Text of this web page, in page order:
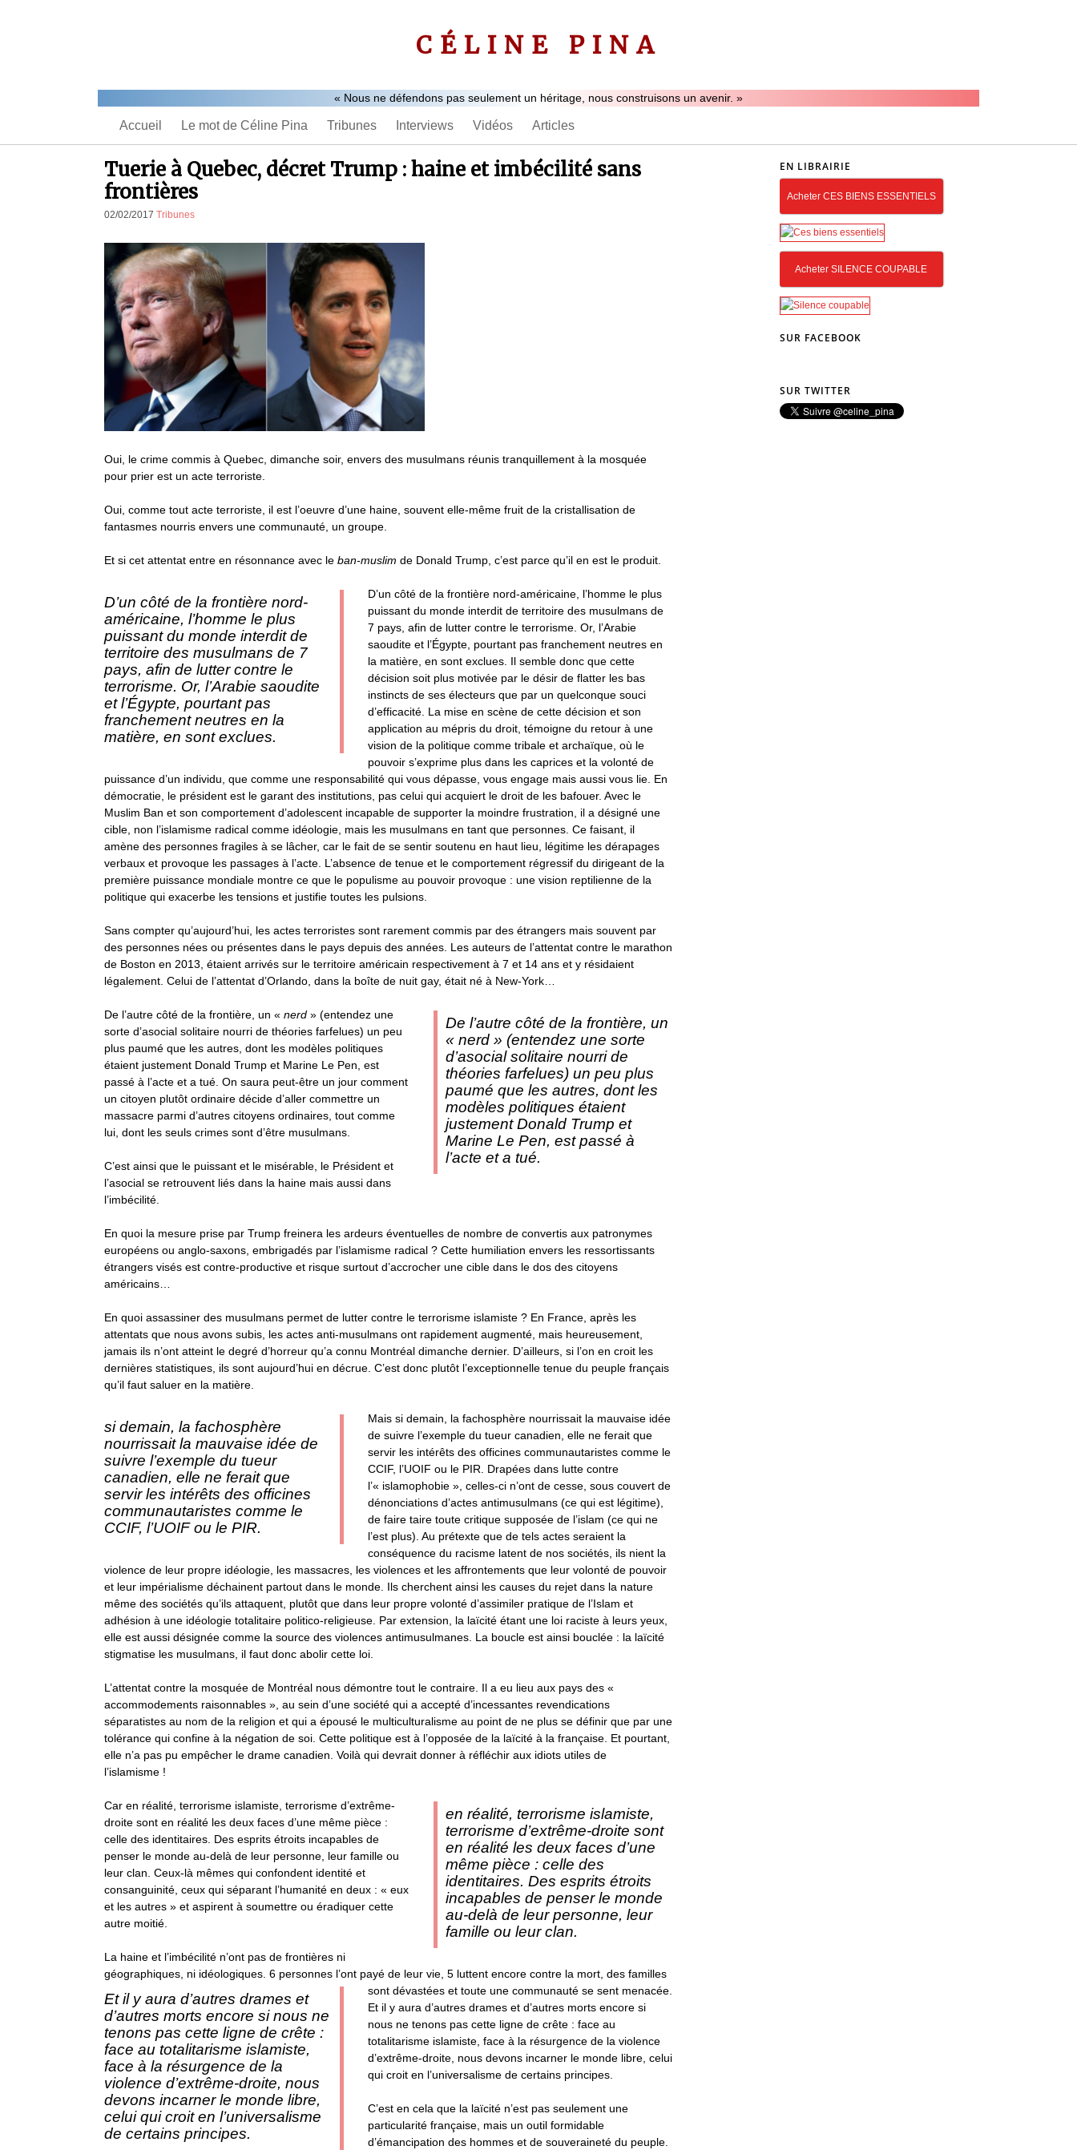
CÉLINE PINA
« Nous ne défendons pas seulement un héritage, nous construisons un avenir. »
Accueil Le mot de Céline Pina Tribunes Interviews Vidéos Articles
Tuerie à Quebec, décret Trump : haine et imbécilité sans
frontières
02/02/2017 Tribunes
Oui, le crime commis à Quebec, dimanche soir, envers des musulmans réunis tranquillement à la mosquée
pour prier est un acte terroriste.
Oui, comme tout acte terroriste, il est l’oeuvre d’une haine, souvent elle-même fruit de la cristallisation de
fantasmes nourris envers une communauté, un groupe.
Et si cet attentat entre en résonnance avec le ban-muslim de Donald Trump, c’est parce qu’il en est le produit.
D’un côté de la frontière nord-
américaine, l’homme le plus
puissant du monde interdit de
territoire des musulmans de 7
pays, afin de lutter contre le
terrorisme. Or, l’Arabie saoudite
et l’Égypte, pourtant pas
franchement neutres en la
matière, en sont exclues.
D’un côté de la frontière nord-américaine, l’homme le plus
puissant du monde interdit de territoire des musulmans de
7 pays, afin de lutter contre le terrorisme. Or, l’Arabie
saoudite et l’Égypte, pourtant pas franchement neutres en
la matière, en sont exclues. Il semble donc que cette
décision soit plus motivée par le désir de flatter les bas
instincts de ses électeurs que par un quelconque souci
d’efficacité. La mise en scène de cette décision et son
application au mépris du droit, témoigne du retour à une
vision de la politique comme tribale et archaïque, où le
pouvoir s’exprime plus dans les caprices et la volonté de
puissance d’un individu, que comme une responsabilité qui vous dépasse, vous engage mais aussi vous lie. En
démocratie, le président est le garant des institutions, pas celui qui acquiert le droit de les bafouer. Avec le
Muslim Ban et son comportement d’adolescent incapable de supporter la moindre frustration, il a désigné une
cible, non l’islamisme radical comme idéologie, mais les musulmans en tant que personnes. Ce faisant, il
amène des personnes fragiles à se lâcher, car le fait de se sentir soutenu en haut lieu, légitime les dérapages
verbaux et provoque les passages à l’acte. L’absence de tenue et le comportement régressif du dirigeant de la
première puissance mondiale montre ce que le populisme au pouvoir provoque : une vision reptilienne de la
politique qui exacerbe les tensions et justifie toutes les pulsions.
Sans compter qu’aujourd’hui, les actes terroristes sont rarement commis par des étrangers mais souvent par
des personnes nées ou présentes dans le pays depuis des années. Les auteurs de l’attentat contre le marathon
de Boston en 2013, étaient arrivés sur le territoire américain respectivement à 7 et 14 ans et y résidaient
légalement. Celui de l’attentat d’Orlando, dans la boîte de nuit gay, était né à New-York…
De l’autre côté de la frontière, un
« nerd » (entendez une sorte
d’asocial solitaire nourri de
théories farfelues) un peu plus
paumé que les autres, dont les
modèles politiques étaient
justement Donald Trump et
Marine Le Pen, est passé à
l’acte et a tué.
De l’autre côté de la frontière, un « nerd » (entendez une
sorte d’asocial solitaire nourri de théories farfelues) un peu
plus paumé que les autres, dont les modèles politiques
étaient justement Donald Trump et Marine Le Pen, est
passé à l’acte et a tué. On saura peut-être un jour comment
un citoyen plutôt ordinaire décide d’aller commettre un
massacre parmi d’autres citoyens ordinaires, tout comme
lui, dont les seuls crimes sont d’être musulmans.
C’est ainsi que le puissant et le misérable, le Président et
l’asocial se retrouvent liés dans la haine mais aussi dans
l’imbécilité.
En quoi la mesure prise par Trump freinera les ardeurs éventuelles de nombre de convertis aux patronymes
européens ou anglo-saxons, embrigadés par l’islamisme radical ? Cette humiliation envers les ressortissants
étrangers visés est contre-productive et risque surtout d’accrocher une cible dans le dos des citoyens
américains…
En quoi assassiner des musulmans permet de lutter contre le terrorisme islamiste ? En France, après les
attentats que nous avons subis, les actes anti-musulmans ont rapidement augmenté, mais heureusement,
jamais ils n’ont atteint le degré d’horreur qu’a connu Montréal dimanche dernier. D’ailleurs, si l’on en croit les
dernières statistiques, ils sont aujourd’hui en décrue. C’est donc plutôt l’exceptionnelle tenue du peuple français
qu’il faut saluer en la matière.
Mais
si demain, la fachosphère
nourrissait la mauvaise idée de
suivre l’exemple du tueur
canadien, elle ne ferait que
servir les intérêts des officines
communautaristes comme le
CCIF, l’UOIF ou le PIR.
si demain, la fachosphère nourrissait la mauvaise idée
de suivre l’exemple du tueur canadien, elle ne ferait que
servir les intérêts des officines communautaristes comme le
CCIF, l’UOIF ou le PIR.
Drapées dans lutte contre
l’« islamophobie », celles-ci n’ont de cesse, sous couvert de
dénonciations d’actes antimusulmans (ce qui est légitime),
de faire taire toute critique supposée de l’islam (ce qui ne
l’est plus). Au prétexte que de tels actes seraient la
conséquence du racisme latent de nos sociétés, ils nient la
violence de leur propre idéologie, les massacres, les violences et les affrontements que leur volonté de pouvoir
et leur impérialisme déchainent partout dans le monde. Ils cherchent ainsi les causes du rejet dans la nature
même des sociétés qu’ils attaquent, plutôt que dans leur propre volonté d’assimiler pratique de l’Islam et
adhésion à une idéologie totalitaire politico-religieuse. Par extension, la laïcité étant une loi raciste à leurs yeux,
elle est aussi désignée comme la source des violences antimusulmanes. La boucle est ainsi bouclée : la laïcité
stigmatise les musulmans, il faut donc abolir cette loi.
L’attentat contre la mosquée de Montréal nous démontre tout le contraire. Il a eu lieu aux pays des «
accommodements raisonnables », au sein d’une société qui a accepté d’incessantes revendications
séparatistes au nom de la religion et qui a épousé le multiculturalisme au point de ne plus se définir que par une
tolérance qui confine à la négation de soi. Cette politique est à l’opposée de la laïcité à la française. Et pourtant,
elle n’a pas pu empêcher le drame canadien. Voilà qui devrait donner à réfléchir aux idiots utiles de
l’islamisme !
Car
en réalité, terrorisme islamiste,
terrorisme d’extrême-droite sont
en réalité les deux faces d’une
même pièce : celle des
identitaires. Des esprits étroits
incapables de penser le monde
au-delà de leur personne, leur
famille ou leur clan.
en réalité, terrorisme islamiste, terrorisme d’extrême-
droite sont en réalité les deux faces d’une même pièce :
celle des identitaires. Des esprits étroits incapables de
penser le monde au-delà de leur personne, leur famille ou
leur clan. Ceux-là mêmes qui confondent identité et
consanguinité, ceux qui séparant l’humanité en deux : « eux
et les autres » et aspirent à soumettre ou éradiquer cette
autre moitié.
La haine et l’imbécilité n’ont pas de frontières ni
géographiques, ni idéologiques. 6 personnes l’ont payé de leur vie, 5 luttent encore contre la mort, des familles
sont dévastées et toute une communauté se sent menacée.
Et il y aura d’autres drames et
d’autres morts encore si nous ne
tenons pas cette ligne de crête :
face au totalitarisme islamiste,
face à la résurgence de la
violence d’extrême-droite, nous
devons incarner le monde libre,
celui qui croit en l’universalisme
de certains principes.
Et il y aura d’autres drames et d’autres morts encore si
nous ne tenons pas cette ligne de crête : face au
totalitarisme islamiste, face à la résurgence de la violence
d’extrême-droite, nous devons incarner le monde libre, celui
qui croit en l’universalisme de certains principes.
C’est en cela que la laïcité n’est pas seulement une
particularité française, mais un outil formidable
d’émancipation des hommes et de souveraineté du peuple.
EN LIBRAIRIE
Acheter CES BIENS ESSENTIELS
Acheter SILENCE COUPABLE
SUR FACEBOOK
SUR TWITTER